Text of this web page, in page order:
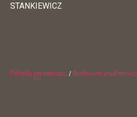
STANKIEWICZ
Polityka prywatności /Archiwum wiadomości